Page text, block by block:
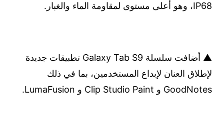
IP68، وهو أعلى مستوى لمقاومة الماء والغبار.
▲ أضافت سلسلة Galaxy Tab S9 تطبيقات جديدة
لإطلاق العنان لإبداع المستخدمين، بما في ذلك
GoodNotes و Clip Studio Paint و LumaFusion.